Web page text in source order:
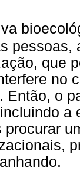
pessoas,
que
no
Então, o
a
procurar